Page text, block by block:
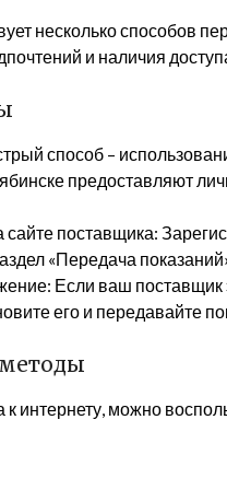
несколько способов
и наличия
способ –
предоставляют
сайте поставщика:
«Передача
Если ваш поставщик
его и передавайте
к интернету, можно